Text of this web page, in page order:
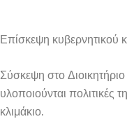
Επίσκεψη κυβερνητικού
Σύσκεψη στο
υλοποιούνται
κλιμάκιο.